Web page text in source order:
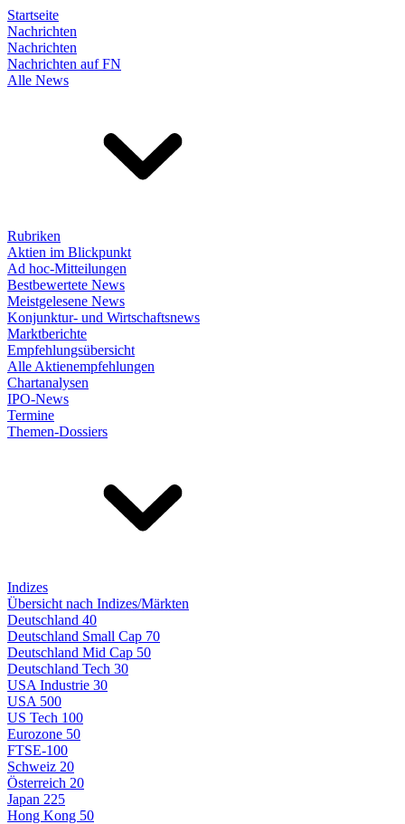
Startseite
Nachrichten
Nachrichten
Nachrichten auf FN
Alle News
Rubriken
Aktien im Blickpunkt
Ad hoc-Mitteilungen
Bestbewertete News
Meistgelesene News
Konjunktur- und Wirtschaftsnews
Marktberichte
Empfehlungsübersicht
Alle Aktienempfehlungen
Chartanalysen
IPO-News
Termine
Themen-Dossiers
Indizes
Übersicht nach Indizes/Märkten
Deutschland 40
Deutschland Small Cap 70
Deutschland Mid Cap 50
Deutschland Tech 30
USA Industrie 30
USA 500
US Tech 100
Eurozone 50
FTSE-100
Schweiz 20
Österreich 20
Japan 225
Hong Kong 50